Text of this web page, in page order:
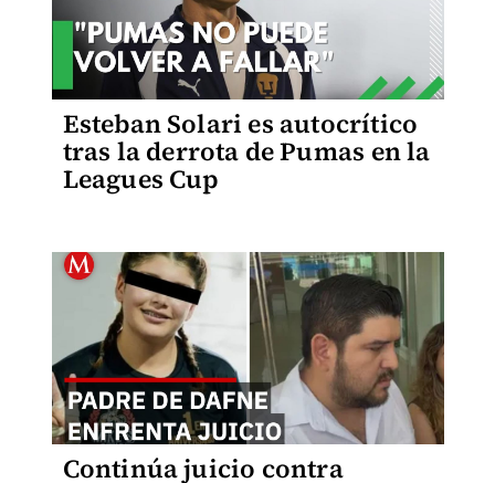
Esteban Solari es autocrítico
tras la derrota de Pumas en la
Leagues Cup
Continúa juicio contra